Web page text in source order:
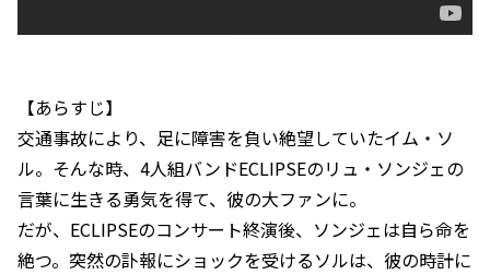
【あらすじ】
交通事故により、足に障害を負い絶望していたイム・ソ
ル。そんな時、4人組バンドECLIPSEのリュ・ソンジェの
言葉に生きる勇気を得て、彼の大ファンに。
だが、ECLIPSEのコンサート終演後、ソンジェは自ら命を
絶つ。突然の訃報にショックを受けるソルは、彼の時計に